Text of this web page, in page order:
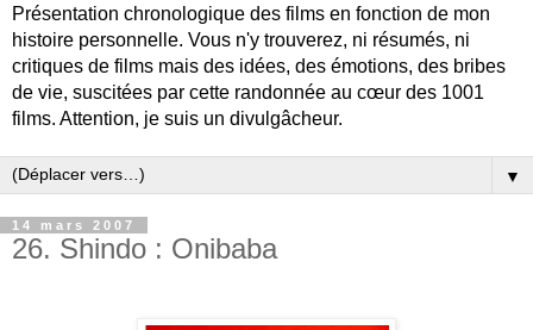
Présentation chronologique des films en fonction de mon
histoire personnelle. Vous n'y trouverez, ni résumés, ni
critiques de films mais des idées, des émotions, des bribes
de vie, suscitées par cette randonnée au cœur des 1001
films. Attention, je suis un divulgâcheur.
▼
14 mars 2007
26. Shindo : Onibaba